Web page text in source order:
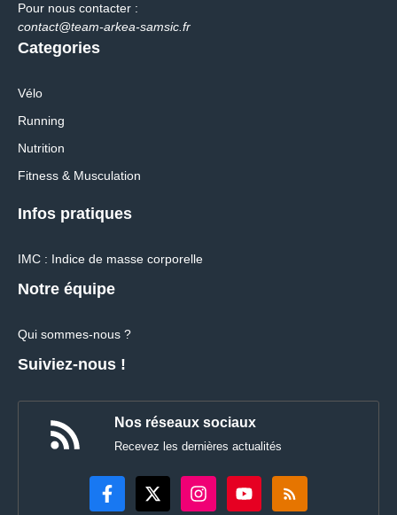
Pour nous contacter :
contact@team-arkea-samsic.fr
Categories
Vélo
Running
Nutrition
Fitness & Musculation
Infos pratiques
IMC : Indice de masse corporelle
Notre équipe
Qui sommes-nous ?
Suiviez-nous !
Nos réseaux sociaux
Recevez les dernières actualités